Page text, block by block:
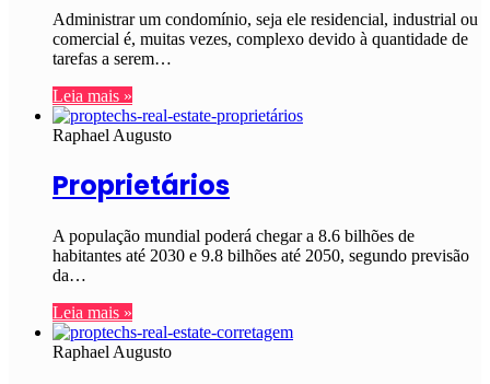
Administrar um condomínio, seja ele residencial, industrial ou
comercial é, muitas vezes, complexo devido à quantidade de
tarefas a serem…
Leia mais »
Raphael Augusto
Proprietários
A população mundial poderá chegar a 8.6 bilhões de
habitantes até 2030 e 9.8 bilhões até 2050, segundo previsão
da…
Leia mais »
Raphael Augusto